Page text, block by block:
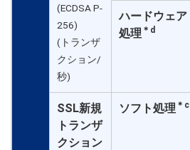
(ECDSA P-
256)
(トランザ
クション/
秒)
ハードウェア
処理 ＊d
SSL新規
トランザ
クション
ソフト処理 ＊c